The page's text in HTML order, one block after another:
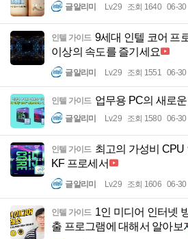
글알리미 Lv.29 조회 1640 06-30
인텔 가이드 9세대 인텔 코어 프
이상의 속도를 즐기세요
글알리미 Lv.29 조회 1551 06-30
인텔 가이드 업무용 PC의 새로
글알리미 Lv.29 조회 1580 06-30
인텔 가이드 최고의 가성비 CPU
KF 프로세서
글알리미 Lv.29 조회 1606 06-30
인텔 가이드 1인 미디어 인터넷
출 프로그램에 대해서 알아보